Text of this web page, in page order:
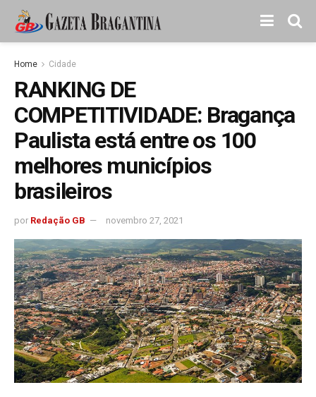
Home Cidade
RANKING DE
COMPETITIVIDADE: Bragança
Paulista está entre os 100
melhores municípios
brasileiros
por Redação GB novembro 27, 2021